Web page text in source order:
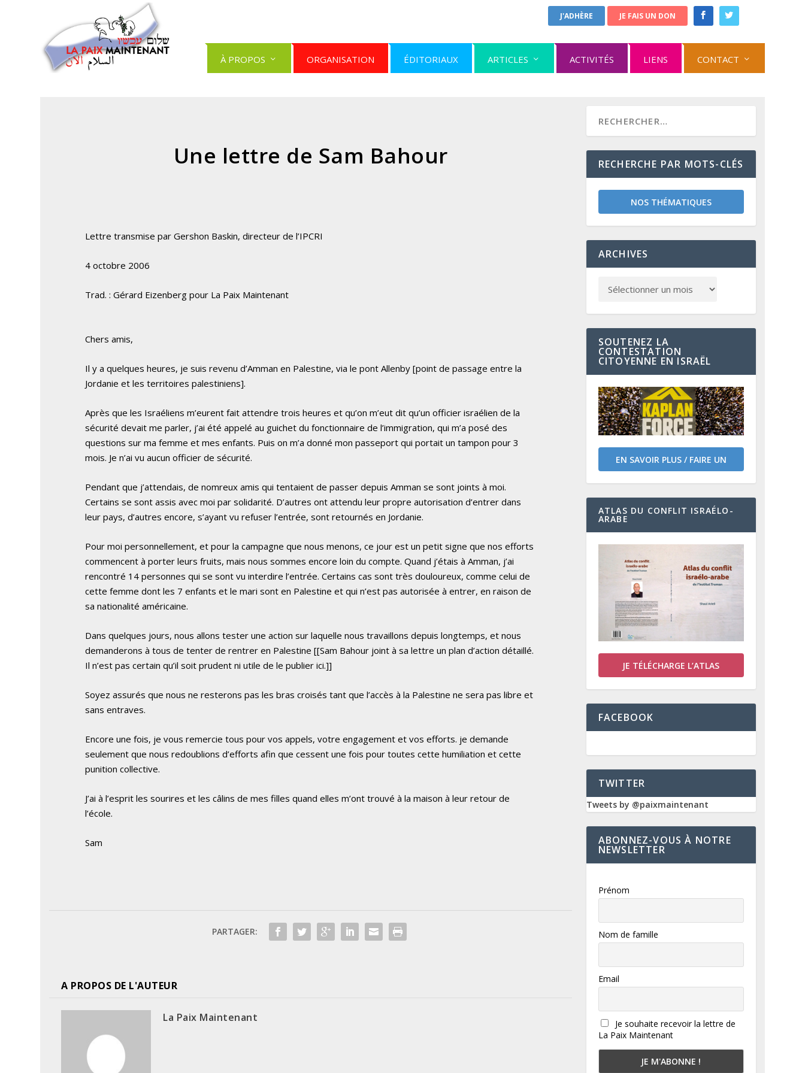
J'ADHÈRE JE FAIS UN DON
À PROPOS ORGANISATION ÉDITORIAUX ARTICLES ACTIVITÉS LIENS CONTACT
Une lettre de Sam Bahour
Lettre transmise par Gershon Baskin, directeur de l’IPCRI
4 octobre 2006
Trad. : Gérard Eizenberg pour La Paix Maintenant
Chers amis,
Il y a quelques heures, je suis revenu d’Amman en Palestine, via le pont Allenby [point de passage entre la
Jordanie et les territoires palestiniens].
Après que les Israéliens m’eurent fait attendre trois heures et qu’on m’eut dit qu’un officier israélien de la
sécurité devait me parler, j’ai été appelé au guichet du fonctionnaire de l’immigration, qui m’a posé des
questions sur ma femme et mes enfants. Puis on m’a donné mon passeport qui portait un tampon pour 3
mois. Je n’ai vu aucun officier de sécurité.
Pendant que j’attendais, de nomreux amis qui tentaient de passer depuis Amman se sont joints à moi.
Certains se sont assis avec moi par solidarité. D’autres ont attendu leur propre autorisation d’entrer dans
leur pays, d’autres encore, s’ayant vu refuser l’entrée, sont retournés en Jordanie.
Pour moi personnellement, et pour la campagne que nous menons, ce jour est un petit signe que nos efforts
commencent à porter leurs fruits, mais nous sommes encore loin du compte. Quand j’étais à Amman, j’ai
rencontré 14 personnes qui se sont vu interdire l’entrée. Certains cas sont très douloureux, comme celui de
cette femme dont les 7 enfants et le mari sont en Palestine et qui n’est pas autorisée à entrer, en raison de
sa nationalité américaine.
Dans quelques jours, nous allons tester une action sur laquelle nous travaillons depuis longtemps, et nous
demanderons à tous de tenter de rentrer en Palestine [[Sam Bahour joint à sa lettre un plan d’action détaillé.
Il n’est pas certain qu’il soit prudent ni utile de le publier ici.]]
Soyez assurés que nous ne resterons pas les bras croisés tant que l’accès à la Palestine ne sera pas libre et
sans entraves.
Encore une fois, je vous remercie tous pour vos appels, votre engagement et vos efforts. je demande
seulement que nous redoublions d’efforts afin que cessent une fois pour toutes cette humiliation et cette
punition collective.
J’ai à l’esprit les sourires et les câlins de mes filles quand elles m’ont trouvé à la maison à leur retour de
l’école.
Sam
PARTAGER:
A PROPOS DE L'AUTEUR
La Paix Maintenant
RECHERCHE PAR MOTS-CLÉS
NOS THÉMATIQUES
ARCHIVES
SOUTENEZ LA
CONTESTATION
CITOYENNE EN ISRAËL
EN SAVOIR PLUS / FAIRE UN
DON
ATLAS DU CONFLIT ISRAÉLO-
ARABE
JE TÉLÉCHARGE L’ATLAS
FACEBOOK
TWITTER
Tweets by @paixmaintenant
ABONNEZ-VOUS À NOTRE
NEWSLETTER
Prénom
Nom de famille
Email
Je souhaite recevoir la lettre de
La Paix Maintenant